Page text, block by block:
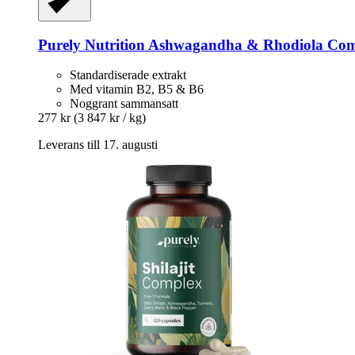
Purely Nutrition Ashwagandha & Rhodiola
Standardiserade extrakt
Med vitamin B2, B5 & B6
Noggrant sammansatt
277 kr (3 847 kr / kg)
Leverans till 17. augusti